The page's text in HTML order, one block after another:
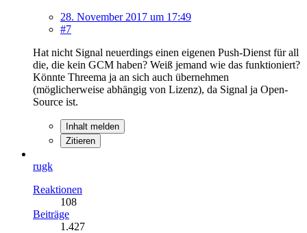
28. November 2017 um 17:49
#7
Hat nicht Signal neuerdings einen eigenen Push-Dienst für all
die, die kein GCM haben? Weiß jemand wie das funktioniert?
Könnte Threema ja an sich auch übernehmen
(möglicherweise abhängig von Lizenz), da Signal ja Open-
Source ist.
Inhalt melden
Zitieren
rugk
Reaktionen
108
Beiträge
1.427